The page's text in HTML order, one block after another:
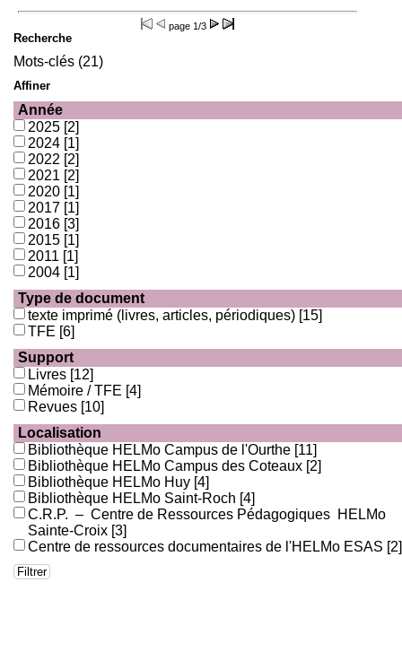
page 1/3
Recherche
Mots-clés (21)
Affiner
Année
2025 [2]
2024 [1]
2022 [2]
2021 [2]
2020 [1]
2017 [1]
2016 [3]
2015 [1]
2011 [1]
2004 [1]
Type de document
texte imprimé (livres, articles, périodiques) [15]
TFE [6]
Support
Livres [12]
Mémoire / TFE [4]
Revues [10]
Localisation
Bibliothèque HELMo Campus de l'Ourthe [11]
Bibliothèque HELMo Campus des Coteaux [2]
Bibliothèque HELMo Huy [4]
Bibliothèque HELMo Saint-Roch [4]
C.R.P. – Centre de Ressources Pédagogiques HELMo
Sainte-Croix [3]
Centre de ressources documentaires de l'HELMo ESAS [2]